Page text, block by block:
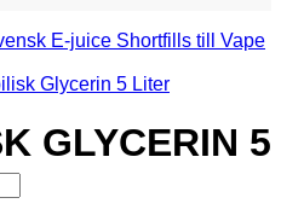
E-juice Shortfills till Vape
GLYCERIN 5